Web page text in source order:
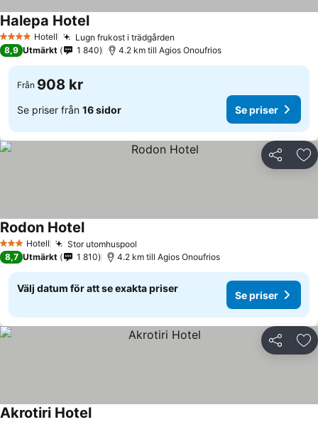
4 StjärnorHotell Lugn frukost i trädgården
Halepa Hotel
8,9 Utmärkt 1 840 4.2 km till Agios Onoufrios
Från 908 kr
Se priser från 16 sidor Se priser
Dela
3 StjärnorHotell Stor utomhuspool
Rodon Hotel
8,7 Utmärkt 1 810 4.2 km till Agios Onoufrios
Välj datum för att se exakta priser
Se priser
Dela
Akrotiri Hotel